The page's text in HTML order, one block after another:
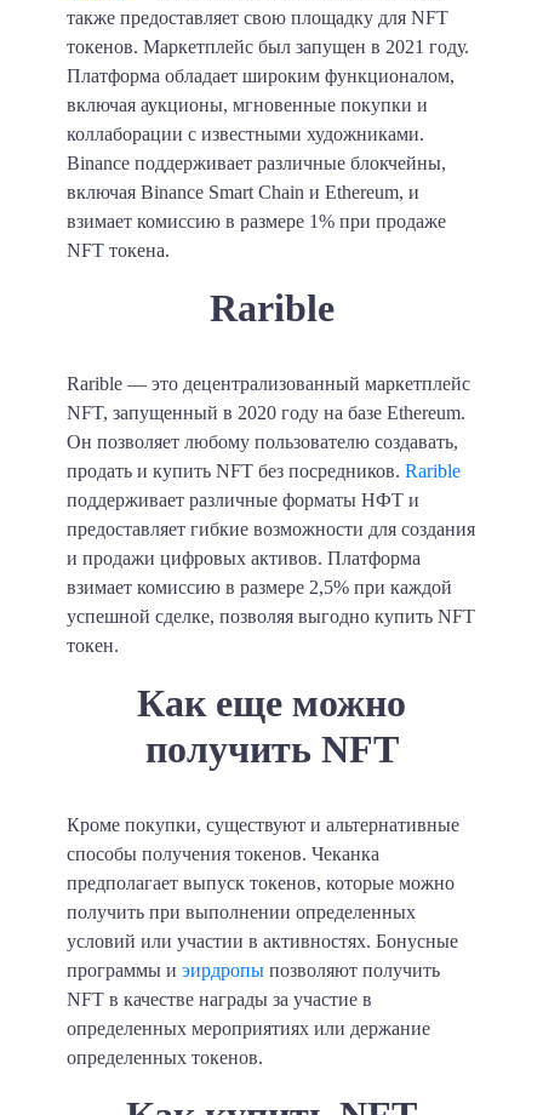
также предоставляет свою площадку для NFT
токенов. Маркетплейс был запущен в 2021 году.
Платформа обладает широким функционалом,
включая аукционы, мгновенные покупки и
коллаборации с известными художниками.
Binance поддерживает различные блокчейны,
включая Binance Smart Chain и Ethereum, и
взимает комиссию в размере 1% при продаже
NFT токена.
Rarible
Rarible — это децентрализованный маркетплейс
NFT, запущенный в 2020 году на базе Ethereum.
Он позволяет любому пользователю создавать,
продать и купить NFT без посредников. Rarible
поддерживает различные форматы НФТ и
предоставляет гибкие возможности для создания
и продажи цифровых активов. Платформа
взимает комиссию в размере 2,5% при каждой
успешной сделке, позволяя выгодно купить NFT
токен.
Как еще можно
получить NFT
Кроме покупки, существуют и альтернативные
способы получения токенов. Чеканка
предполагает выпуск токенов, которые можно
получить при выполнении определенных
условий или участии в активностях. Бонусные
программы и эирдропы позволяют получить
NFT в качестве награды за участие в
определенных мероприятиях или держание
определенных токенов.